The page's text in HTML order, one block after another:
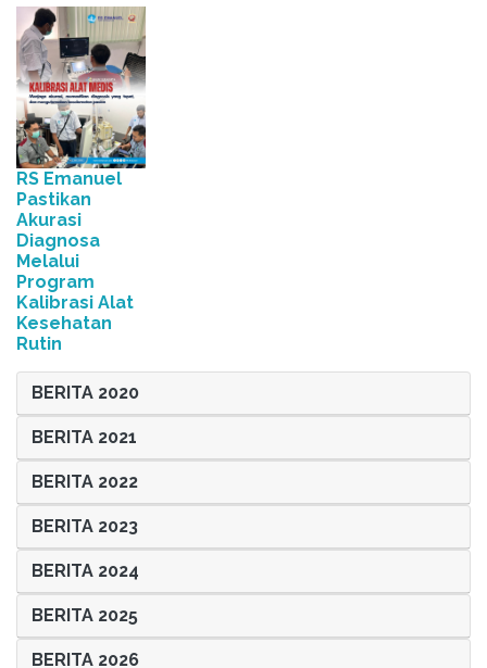
RS Emanuel
Pastikan
Akurasi
Diagnosa
Melalui
Program
Kalibrasi Alat
Kesehatan
Rutin
BERITA 2020
BERITA 2021
BERITA 2022
BERITA 2023
BERITA 2024
BERITA 2025
BERITA 2026